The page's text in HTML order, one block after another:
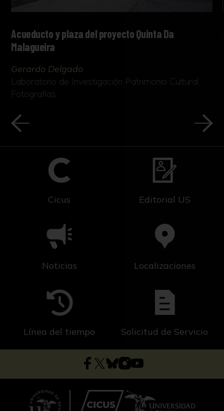
Acueducto y plaza del proyecto Quinta Da
Malagueira
Gerardo Delgado
Laboratorio de Investigación Patrimonio Cultural
Fotografías
Cicus Editorial US
Noticias Localizaciones
Línea del tiempo Solicitud de Servicio